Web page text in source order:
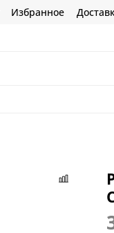
Избранное